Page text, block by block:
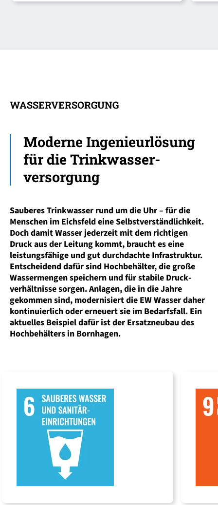
WASSERVERSORGUNG
Moderne Ingenieurlösung
für die Trinkwasser­
versorgung
Sauberes Trinkwasser rund um die Uhr – für die
Menschen im Eichsfeld eine Selbst­verständlichkeit.
Doch damit Wasser jederzeit mit dem richtigen
Druck aus der Leitung kommt, braucht es eine
leistungs­fähige und gut durchdachte Infrastruktur.
Entscheidend dafür sind Hochbehälter, die große
Wasser­mengen speichern und für stabile Druck­
verhältnisse sorgen. Anlagen, die in die Jahre
gekommen sind, modernisiert die EW Wasser daher
kontinuierlich oder erneuert sie im Bedarfsfall. Ein
aktuelles Beispiel dafür ist der Ersatz­neubau des
Hoch­behälters in Bornhagen.